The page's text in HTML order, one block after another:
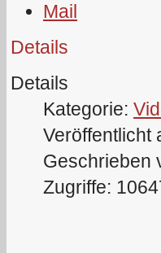
Details
Details
Kategorie:
Veröffentlicht
Geschrieben
Zugriffe: